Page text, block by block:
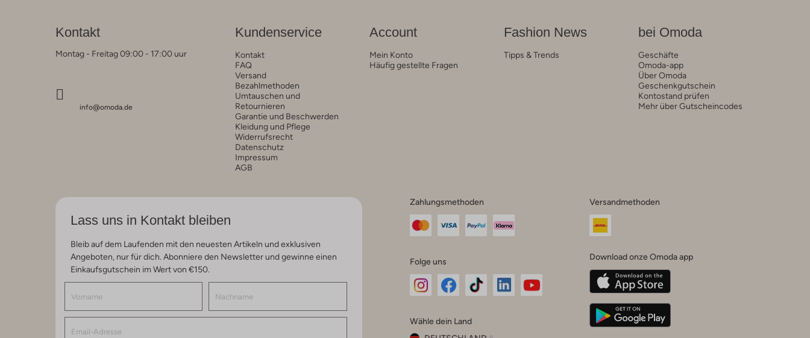
Kontakt
Montag - Freitag 09:00 - 17:00 uur
info@omoda.de
Kundenservice
Kontakt
FAQ
Versand
Bezahlmethoden
Umtauschen und
Retournieren
Garantie und Beschwerden
Kleidung und Pflege
Widerrufsrecht
Datenschutz
Impressum
AGB
Account
Mein Konto
Häufig gestellte Fragen
Fashion News
Tipps & Trends
bei Omoda
Geschäfte
Omoda-app
Über Omoda
Geschenkgutschein
Kontostand prüfen
Mehr über Gutscheincodes
Lass uns in Kontakt bleiben
Bleib auf dem Laufenden mit den neuesten Artikeln und exklusiven
Angeboten, nur für dich. Abonniere den Newsletter und gewinne einen
Einkaufsgutschein im Wert von €150.
Zahlungsmethoden
Folge uns
Instagram
Facebook
TikTok
Wähle dein Land
Versandmethoden
Download onze Omoda app